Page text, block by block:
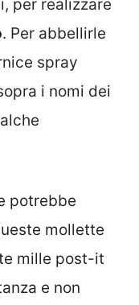
per realizzare
. Per abbellirle
spray
i nomi dei
potrebbe
mollette
mille post-it
e non